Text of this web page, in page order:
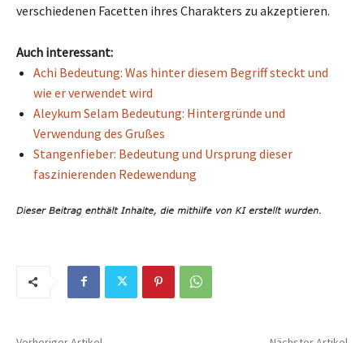
verschiedenen Facetten ihres Charakters zu akzeptieren.
Auch interessant:
Achi Bedeutung: Was hinter diesem Begriff steckt und
wie er verwendet wird
Aleykum Selam Bedeutung: Hintergründe und
Verwendung des Grußes
Stangenfieber: Bedeutung und Ursprung dieser
faszinierenden Redewendung